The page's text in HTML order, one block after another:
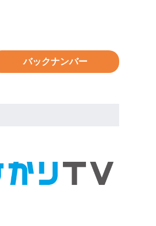
バックナンバー